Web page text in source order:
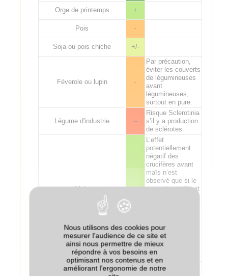
Orge de printemps
+
Pois -
Soja ou pois chiche +/-
Féverole ou lupin -
Par précaution,
éviter les couverts
de légumineuses
avant
légumineuses,
surtout en pure.
Légume d'industrie --
Risque Sclerotinia
s’il y a production
de sclérotes.
Maïs +
L’effet
potentiellement
négatif des
crucifères avant
maïs n’est
observé que si le
couvert est détruit
sur le maïs
suivant.
Sorgho
+
Effet bénéfique de
Nous utilisons des cookies pour
mesurer l’audience de ce site et
ainsi nous permettre de mieux
répondre à vos besoins en
optimisant nos contenus et en
améliorant l’ergonomie de notre